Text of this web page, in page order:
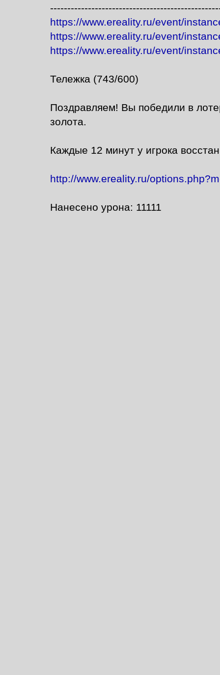
https://www.ereality.ru/event/
https://www.ereality.ru/event/
https://www.ereality.ru/event/
Тележка (743/600)
Поздравляем! Вы победили в
золота.
Каждые 12 минут у игрока
http://www.ereality.ru/
Нанесено урона: 11111